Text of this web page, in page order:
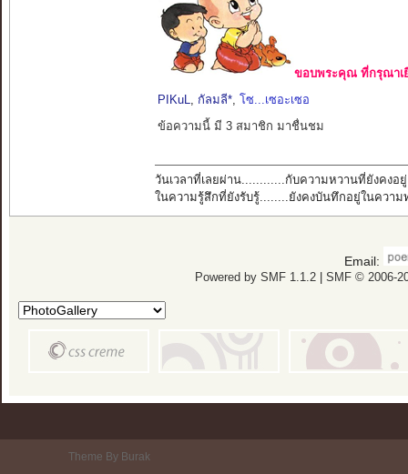
ขอบพระคุณ ที่กรุณาเ
PIKuL
กัลมลี*, โซ...เซอะเซอ
ข้อความนี้ มี 3 สมาชิก มาชื่นชม
วันเวลาที่เลยผ่าน............กับความหวานที่ยังคงอยู่
ในความรู้สึกที่ยังรับรู้........ยังคงบันทึกอยู่ในความ
Email:
Powered by SMF 1.1.2| SMF © 2006-
Theme By Burak